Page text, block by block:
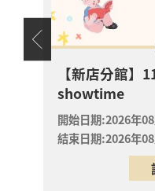
淡水區
【
場國
習班
書頁
科學
魚》
2026年
淡水
【淡
【新店分館】
showtime
開始日期:2026年
結束日期:2026年